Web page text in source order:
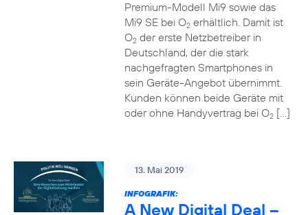
Premium-Modell Mi9 sowie das
Mi9 SE bei O2erhältlich. Damit ist
O2der erste Netzbetreiber in
Deutschland, der die stark
nachgefragten Smartphones in
sein Geräte-Angebot übernimmt.
Kunden können beide Geräte mit
oder ohne Handyvertrag bei O2[…]
13. Mai 2019
INFOGRAFIK:
A New Digital Deal –